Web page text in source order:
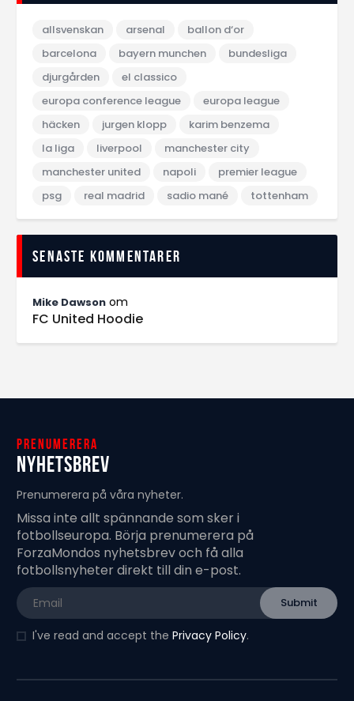
allsvenskan arsenal
ballon d‘or
barcelona
bayern munchen
bundesliga
djurgården
el classico
europa conference league
europa league
häcken
jurgen klopp
karim benzema
la liga
liverpool
manchester city
manchester united
napoli
premier league
psg
real madrid sadio mané tottenham
Senaste kommentarer
Mike Dawson om
FC United Hoodie
Prenumerera
Nyhetsbrev
Prenumerera på våra nyheter.
Missa inte allt spännande som sker i
fotbollseuropa. Börja prenumerera på
ForzaMondos nyhetsbrev och få alla
fotbollsnyheter direkt till din e-post.
I've read and accept the Privacy Policy.